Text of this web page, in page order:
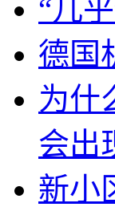
“几
德国
为什
会出
新小